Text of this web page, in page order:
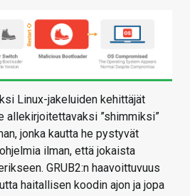
Linux-jakeluiden kehittäjät
allekirjoitettavaksi ”shimmiksi”
jonka kautta he pystyvät
ilman, että jokaista
GRUB2:n haavoittuvuus
haitallisen koodin ajon ja jopa